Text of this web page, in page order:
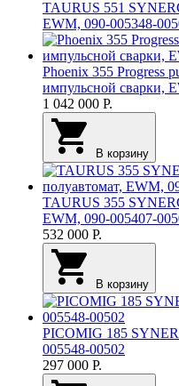
TAURUS 551
EWM, 090-005348-
Phoenix 355 Progress
импульсной сварки,
1 042 000 Р.
В корзину
TAURUS 355
EWM, 090-005407-
532 000 Р.
В корзину
PICOMIG 185
005548-00502
297 000 Р.